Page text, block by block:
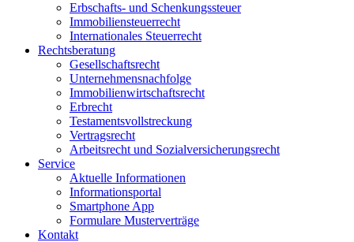
Erbschafts- und Schenkungssteuer
Immobiliensteuerrecht
Internationales Steuerrecht
Rechtsberatung
Gesellschaftsrecht
Unternehmensnachfolge
Immobilienwirtschaftsrecht
Erbrecht
Testamentsvollstreckung
Vertragsrecht
Arbeitsrecht und Sozialversicherungsrecht
Service
Aktuelle Informationen
Informationsportal
Smartphone App
Formulare Musterverträge
Kontakt